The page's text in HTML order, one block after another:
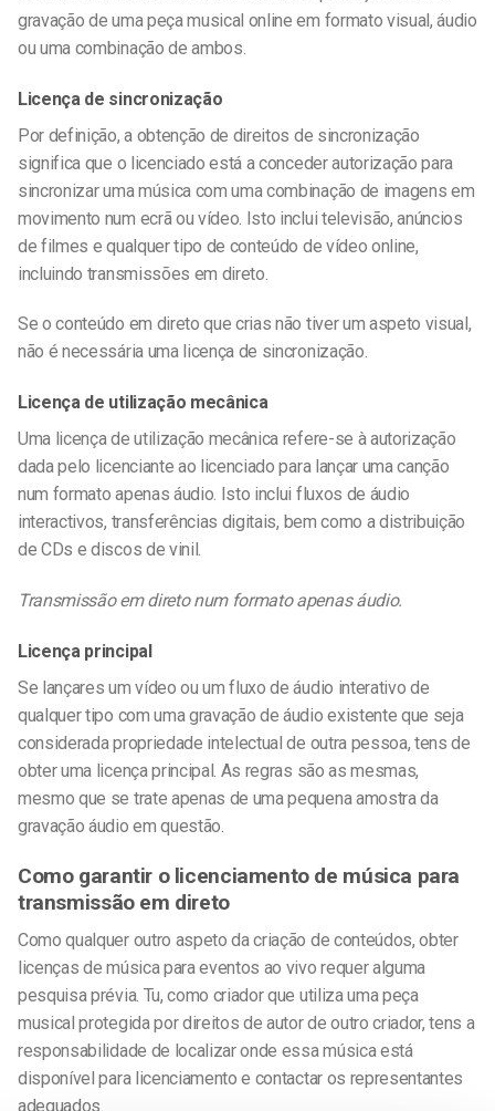
gravação de uma peça musical online em formato visual, áudio
ou uma combinação de ambos.
Licença de sincronização
Por definição, a obtenção de direitos de sincronização
significa que o licenciado está a conceder autorização para
sincronizar uma música com uma combinação de imagens em
movimento num ecrã ou vídeo. Isto inclui televisão, anúncios
de filmes e qualquer tipo de conteúdo de vídeo online,
incluindo transmissões em direto.
Se o conteúdo em direto que crias não tiver um aspeto visual,
não é necessária uma licença de sincronização.
Licença de utilização mecânica
Uma licença de utilização mecânica refere-se à autorização
dada pelo licenciante ao licenciado para lançar uma canção
num formato apenas áudio. Isto inclui fluxos de áudio
interactivos, transferências digitais, bem como a distribuição
de CDs e discos de vinil.
Transmissão em direto num formato apenas áudio.
Licença principal
Se lançares um vídeo ou um fluxo de áudio interativo de
qualquer tipo com uma gravação de áudio existente que seja
considerada propriedade intelectual de outra pessoa, tens de
obter uma licença principal. As regras são as mesmas,
mesmo que se trate apenas de uma pequena amostra da
gravação áudio em questão.
Como garantir o licenciamento de música para
transmissão em direto
Como qualquer outro aspeto da criação de conteúdos,obter
licenças de música para eventos ao vivo requer alguma
pesquisa prévia. Tu, como criador que utiliza uma peça
musical protegida por direitos de autor de outro criador, tens a
responsabilidade de localizar onde essa música está
disponível para licenciamento e contactar os representantes
adequados.